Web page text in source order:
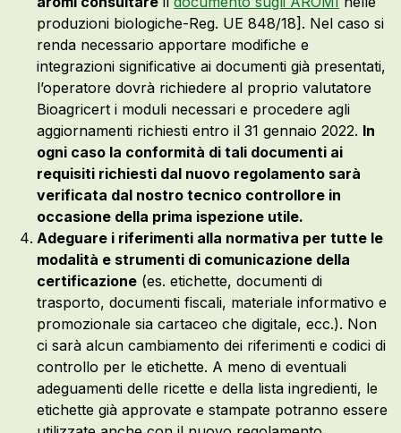
produzioni biologiche-Reg. UE 848/18]. Nel caso si
renda necessario apportare modifiche e
integrazioni significative ai documenti già presentati,
l’operatore dovrà richiedere al proprio valutatore
Bioagricert i moduli necessari e procedere agli
aggiornamenti richiesti entro il 31 gennaio 2022. In
ogni caso la conformità di tali documenti ai
requisiti richiesti dal nuovo regolamento sarà
verificata dal nostro tecnico controllore in
occasione della prima ispezione utile.
Adeguare i riferimenti alla normativa per tutte le
modalità e strumenti di comunicazione della
certificazione (es. etichette, documenti di
trasporto, documenti fiscali, materiale informativo e
promozionale sia cartaceo che digitale, ecc.). Non
ci sarà alcun cambiamento dei riferimenti e codici di
controllo per le etichette. A meno di eventuali
adeguamenti delle ricette e della lista ingredienti, le
etichette già approvate e stampate potranno essere